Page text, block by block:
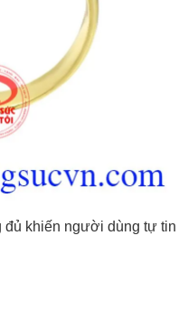
đủ khiến người dùng tự tin